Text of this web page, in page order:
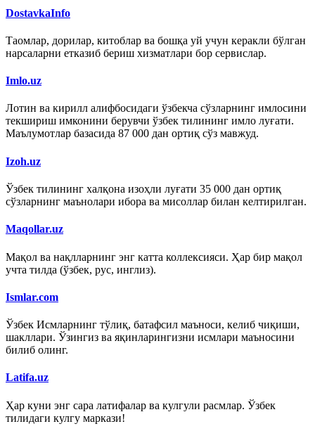
DostavkaInfo
Таомлар, дорилар, китоблар ва бошқа уй учун керакли бўлган
нарсаларни етказиб бериш хизматлари бор сервислар.
Imlo.uz
Лотин ва кирилл алифбосидаги ўзбекча сўзларнинг имлосини
текшириш имконини берувчи ўзбек тилининг имло луғати.
Маълумотлар базасида 87 000 дан ортиқ сўз мавжуд.
Izoh.uz
Ўзбек тилининг халқона изоҳли луғати 35 000 дан ортиқ
сўзларнинг маънолари ибора ва мисоллар билан келтирилган.
Maqollar.uz
Мақол ва нақлларнинг энг катта коллексияси. Ҳар бир мақол
учта тилда (ўзбек, рус, инглиз).
Ismlar.com
Ўзбек Исмларнинг тўлиқ, батафсил маъноси, келиб чиқиши,
шакллари. Ўзингиз ва яқинларингизни исмлари маъносини
билиб олинг.
Latifa.uz
Ҳар куни энг сара латифалар ва кулгули расмлар. Ўзбек
тилидаги кулгу маркази!